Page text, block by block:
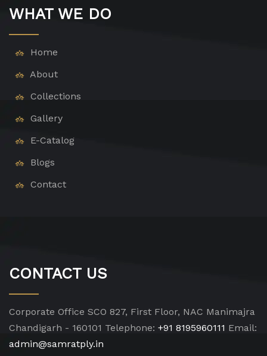
WHAT WE DO
Home
About
Collections
Gallery
E-Catalog
Blogs
Contact
CONTACT US
Corporate Office SCO 827, First Floor, NAC Manimajra
Chandigarh - 160101 Telephone: +91 8195960111 Email:
admin@samratply.in